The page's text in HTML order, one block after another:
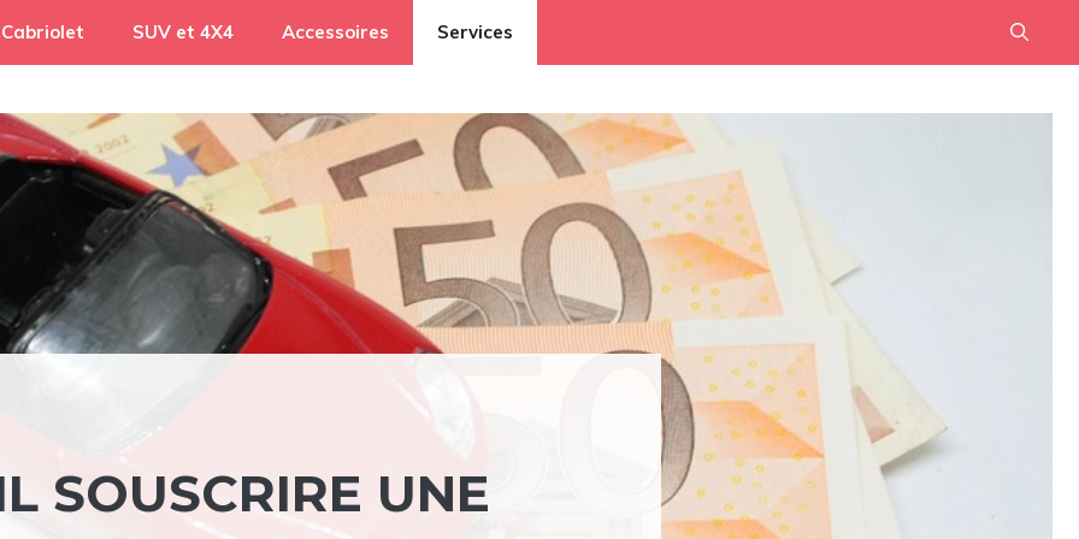
Cabriolet SUV et 4X4 Accessoires Services
SOUSCRIRE UNE